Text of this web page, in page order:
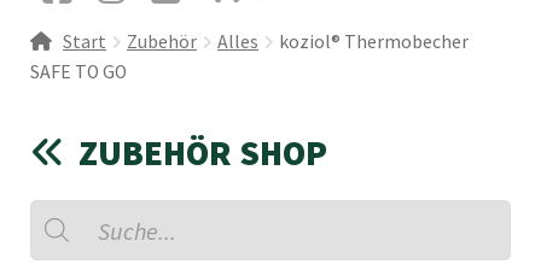
Start Zubehör Alles
koziol® Thermobecher
SAFE TO GO
ZUBEHÖR SHOP
Products
search